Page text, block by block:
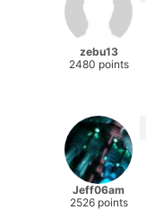
zebu13
2480 points
Jeff06am
2526 points